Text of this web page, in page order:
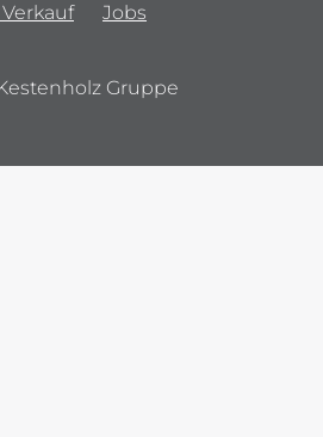
Jobs
Gruppe